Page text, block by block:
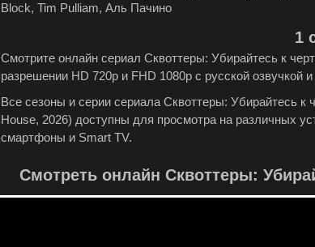
Block, Tim Pulliam, Аль Пачино
1
Смотрите онлайн сериал Сквоттеры: Убирайтесь к
разрешении HD 720p и FHD 1080p с русской озвучкой
Все сезоны и серии сериала Сквоттеры: Убирайтесь к
House, 2026) доступны для просмотра на различных
смартфоны и Smart TV.
Смотреть онлайн Сквоттеры: